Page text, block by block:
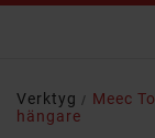
Verktyg
Meec
hängare